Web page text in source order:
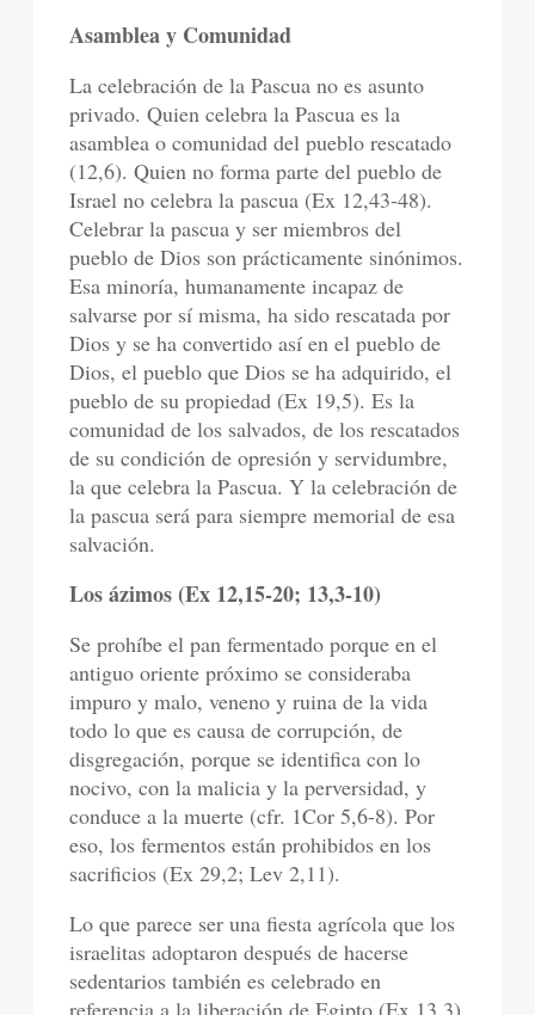
Asamblea y Comunidad
La celebración de la Pascua no es asunto
privado. Quien celebra la Pascua es la
asamblea o comunidad del pueblo rescatado
(12,6). Quien no forma parte del pueblo de
Israel no celebra la pascua (Ex 12,43-48).
Celebrar la pascua y ser miembros del
pueblo de Dios son prácticamente sinónimos.
Esa minoría, humanamente incapaz de
salvarse por sí misma, ha sido rescatada por
Dios y se ha convertido así en el pueblo de
Dios, el pueblo que Dios se ha adquirido, el
pueblo de su propiedad (Ex 19,5). Es la
comunidad de los salvados, de los rescatados
de su condición de opresión y servidumbre,
la que celebra la Pascua. Y la celebración de
la pascua será para siempre memorial de esa
salvación.
Los ázimos (Ex 12,15-20; 13,3-10)
Se prohíbe el pan fermentado porque en el
antiguo oriente próximo se consideraba
impuro y malo, veneno y ruina de la vida
todo lo que es causa de corrupción, de
disgregación, porque se identifica con lo
nocivo, con la malicia y la perversidad, y
conduce a la muerte (cfr. 1Cor 5,6-8). Por
eso, los fermentos están prohibidos en los
sacrificios (Ex 29,2; Lev 2,11).
Lo que parece ser una fiesta agrícola que los
israelitas adoptaron después de hacerse
sedentarios también es celebrado en
referencia a la liberación de Egipto (Ex 13,3)